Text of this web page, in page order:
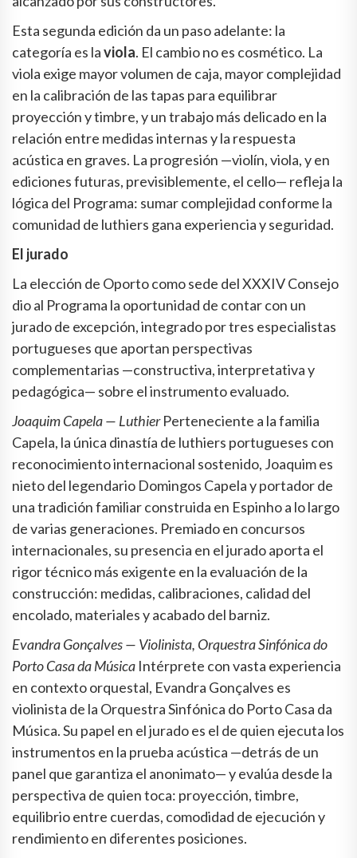
Esta segunda edición da un paso adelante: la
categoría es laviola. El cambio no es cosmético. La
viola exige mayor volumen de caja, mayor complejidad
en la calibración de las tapas para equilibrar
proyección y timbre, y un trabajo más delicado en la
relación entre medidas internas y la respuesta
acústica en graves. La progresión —violín, viola, y en
ediciones futuras, previsiblemente, el cello— refleja la
lógica del Programa: sumar complejidad conforme la
comunidad de luthiers gana experiencia y seguridad.
El jurado
La elección de Oporto como sede del XXXIV Consejo
dio al Programa la oportunidad de contar con un
jurado de excepción, integrado por tres especialistas
portugueses que aportan perspectivas
complementarias —constructiva, interpretativa y
pedagógica— sobre el instrumento evaluado.
Joaquim Capela — LuthierPerteneciente a la familia
Capela, la única dinastía de luthiers portugueses con
reconocimiento internacional sostenido, Joaquim es
nieto del legendario Domingos Capela y portador de
una tradición familiar construida en Espinho a lo largo
de varias generaciones. Premiado en concursos
internacionales, su presencia en el jurado aporta el
rigor técnico más exigente en la evaluación de la
construcción: medidas, calibraciones, calidad del
encolado, materiales y acabado del barniz.
Evandra Gonçalves — Violinista, Orquestra Sinfónica do
Porto Casa da Música Intérprete con vasta experiencia
en contexto orquestal, Evandra Gonçalves es
violinista de la Orquestra Sinfónica do Porto Casa da
Música. Su papel en el jurado es el de quien ejecuta los
instrumentos en la prueba acústica —detrás de un
panel que garantiza el anonimato— y evalúa desde la
perspectiva de quien toca: proyección, timbre,
equilibrio entre cuerdas, comodidad de ejecución y
rendimiento en diferentes posiciones.